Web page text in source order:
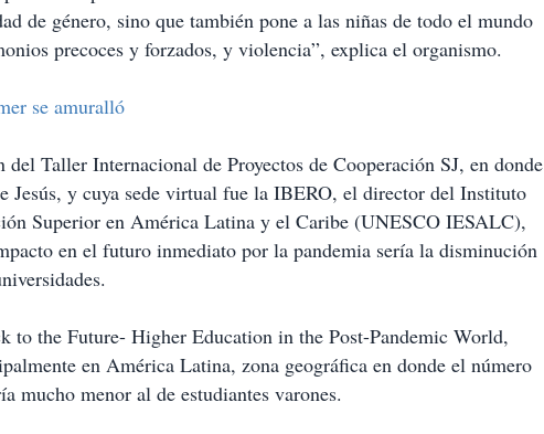
de género, sino que también pone a las niñas de todo el mundo
precoces y forzados, y violencia”, explica el organismo.
se amuralló
Taller Internacional de Proyectos de Cooperación SJ, en donde
Jesús, y cuya sede virtual fue la IBERO, el director del Instituto
Superior en América Latina y el Caribe (UNESCO IESALC),
en el futuro inmediato por la pandemia sería la disminución
to the Future- Higher Education in the Post-Pandemic World,
en América Latina, zona geográfica en donde el número
mucho menor al de estudiantes varones.